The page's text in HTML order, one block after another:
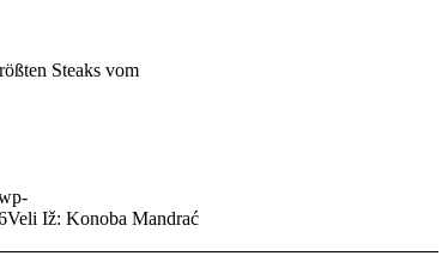
Steaks vom
Veli Iž: Konoba Mandrać